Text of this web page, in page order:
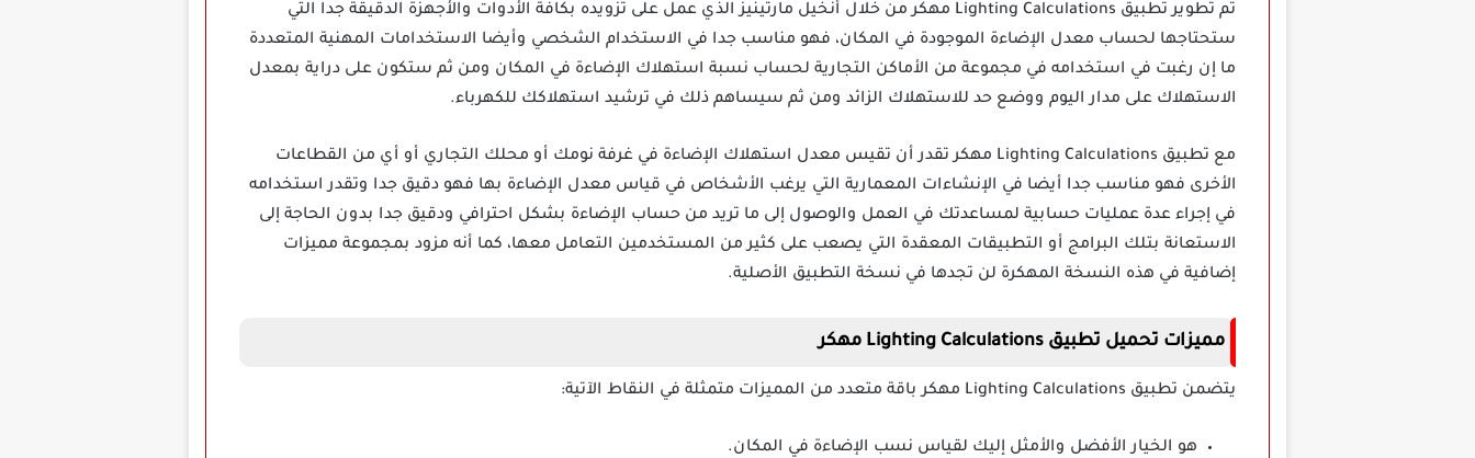
تم تطوير تطبيق Lighting Calculations مهكر من خلال أنخيل مارتينيز الذي عمل على تزويده بكافة الأدوات والأجهزة الدقيقة جدا التي
ستحتاجها لحساب معدل الإضاءة الموجودة في المكان، فهو مناسب جدا في الاستخدام الشخصي وأيضا الاستخدامات المهنية المتعددة
ما إن رغبت في استخدامه في مجموعة من الأماكن التجارية لحساب نسبة استهلاك الإضاءة في المكان ومن ثم ستكون على دراية بمعدل
الاستهلاك على مدار اليوم ووضع حد للاستهلاك الزائد ومن ثم سيساهم ذلك في ترشيد استهلاكك للكهرباء.
مع تطبيق Lighting Calculations مهكر تقدر أن تقيس معدل استهلاك الإضاءة في غرفة نومك أو محلك التجاري أو أي من القطاعات
الأخرى فهو مناسب جدا أيضا في الإنشاءات المعمارية التي يرغب الأشخاص في قياس معدل الإضاءة بها فهو دقيق جدا وتقدر استخدامه
في إجراء عدة عمليات حسابية لمساعدتك في العمل والوصول إلى ما تريد من حساب الإضاءة بشكل احترافي ودقيق جدا بدون الحاجة إلى
الاستعانة بتلك البرامج أو التطبيقات المعقدة التي يصعب على كثير من المستخدمين التعامل معها، كما أنه مزود بمجموعة مميزات
إضافية في هذه النسخة المهكرة لن تجدها في نسخة التطبيق الأصلية.
مميزات تحميل تطبيق Lighting Calculations مهكر
يتضمن تطبيق Lighting Calculations مهكر باقة متعدد من المميزات متمثلة في النقاط الآتية:
هو الخيار الأفضل والأمثل إليك لقياس نسب الإضاءة في المكان.